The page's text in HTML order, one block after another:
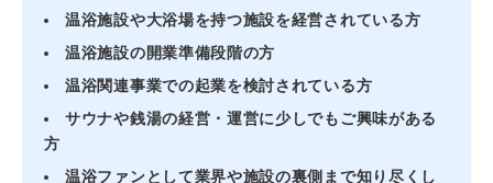
温浴施設や大浴場を持つ施設を経営されている方
温浴施設の開業準備段階の方
温浴関連事業での起業を検討されている方
サウナや銭湯の経営・運営に少しでもご興味がある
方
温浴ファンとして業界や施設の裏側まで知り尽くし